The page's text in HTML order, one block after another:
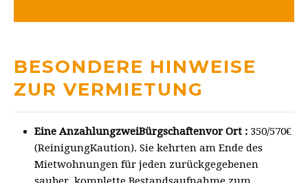
BESONDERE HINWEISE
ZUR VERMIETUNG
Eine AnzahlungzweiBürgschaftenvor Ort : 350/570€
(ReinigungKaution). Sie kehrten am Ende des
Mietwohnungen für jeden zurückgegebenen